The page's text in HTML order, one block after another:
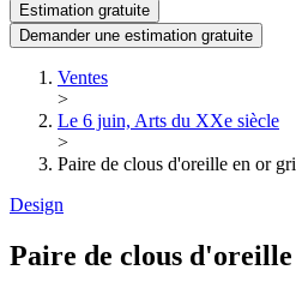
Estimation gratuite
Demander une estimation gratuite
Ventes
>
Le 6 juin, Arts du XXe siècle
>
Paire de clous d'oreille en or
Design
Paire de clous